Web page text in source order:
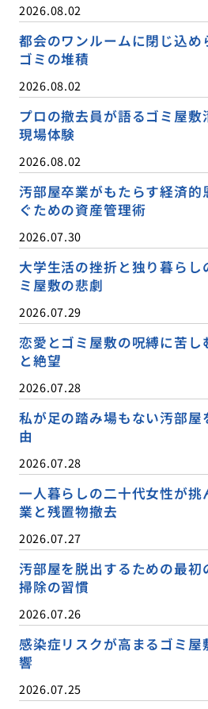
2026.08.02
都会のワンルームに閉じ込め
ゴミの堆積
2026.08.02
プロの撤去員が語るゴミ屋
現場体験
2026.08.02
汚部屋卒業がもたらす経済的
ぐための資産管理術
2026.07.30
大学生活の挫折と独り暮ら
ミ屋敷の悲劇
2026.07.29
恋愛とゴミ屋敷の呪縛に苦し
と絶望
2026.07.28
私が足の踏み場もない汚部
由
2026.07.28
一人暮らしの二十代女性が挑
業と残置物撤去
2026.07.27
汚部屋を脱出するための最初
掃除の習慣
2026.07.26
感染症リスクが高まるゴミ屋
響
2026.07.25